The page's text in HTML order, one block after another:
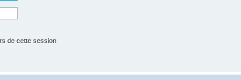
de cette session